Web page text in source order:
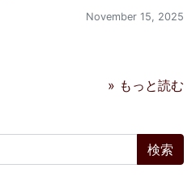
November 15, 2025
» もっと読む